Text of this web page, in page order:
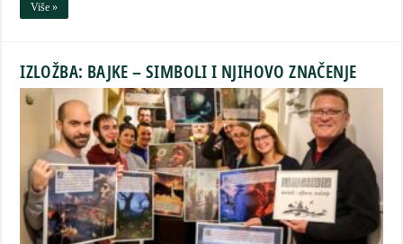
Više »
IZLOŽBA: BAJKE – SIMBOLI I NJIHOVO ZNAČENJE